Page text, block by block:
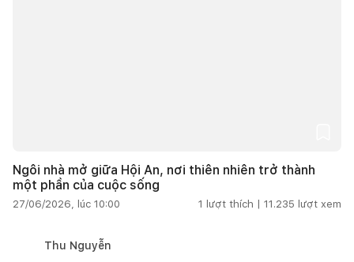
Ngôi nhà mở giữa Hội An, nơi thiên nhiên trở thành
một phần của cuộc sống
27/06/2026, lúc 10:00 1 lượt thích | 11.235 lượt xem
Thu Nguyễn